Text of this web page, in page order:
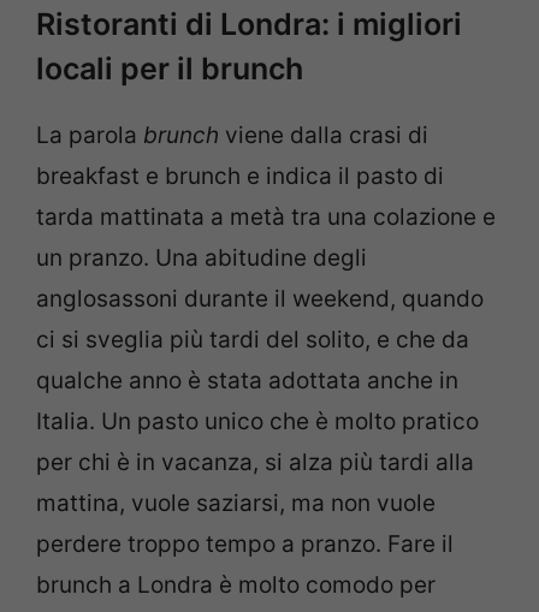
Ristoranti di Londra: i migliori
locali per il brunch
La parola brunch viene dalla crasi di
breakfast e brunch e indica il pasto di
tarda mattinata a metà tra una colazione e
un pranzo. Una abitudine degli
anglosassoni durante il weekend, quando
ci si sveglia più tardi del solito, e che da
qualche anno è stata adottata anche in
Italia. Un pasto unico che è molto pratico
per chi è in vacanza, si alza più tardi alla
mattina, vuole saziarsi, ma non vuole
perdere troppo tempo a pranzo. Fare il
brunch a Londra è molto comodo per